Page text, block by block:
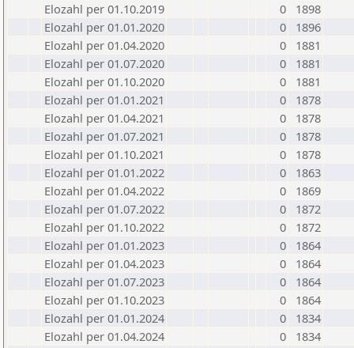
Elozahl per 01.10.2019
0
1898
Elozahl per 01.01.2020
0
1896
Elozahl per 01.04.2020
0
1881
Elozahl per 01.07.2020
0
1881
Elozahl per 01.10.2020
0
1881
Elozahl per 01.01.2021
0
1878
Elozahl per 01.04.2021
0
1878
Elozahl per 01.07.2021
0
1878
Elozahl per 01.10.2021
0
1878
Elozahl per 01.01.2022
0
1863
Elozahl per 01.04.2022
0
1869
Elozahl per 01.07.2022
0
1872
Elozahl per 01.10.2022
0
1872
Elozahl per 01.01.2023
0
1864
Elozahl per 01.04.2023
0
1864
Elozahl per 01.07.2023
0
1864
Elozahl per 01.10.2023
0
1864
Elozahl per 01.01.2024
0
1834
Elozahl per 01.04.2024
0
1834